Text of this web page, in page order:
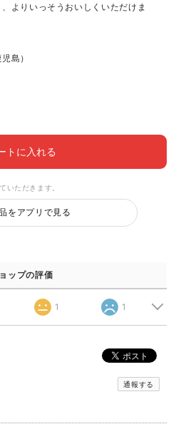
よりいっそうおいしくいただけま
島）
トに入れる
いただきます。
をアプリで見る
ップの評価
1 1
通報する